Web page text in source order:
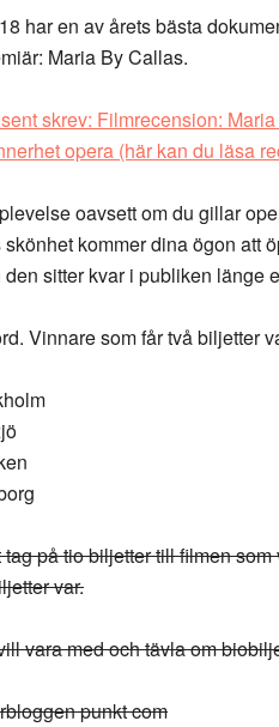
har en av årets bästa
Maria By Callas.
skrev: Filmrecension:
opera (här kan du läsa
oavsett om du gillar
kommer dina ögon att
sitter kvar i publiken länge
Vinnare som får två biljetter
på tio biljetter till filmen
var.
vara med och tävla om
punkt com